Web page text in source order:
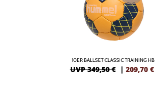
10ER BALLSET CLASSIC TRAINING HB
UVP 349,50 € | 209,70 €